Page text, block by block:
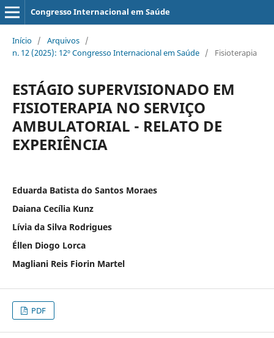
Congresso Internacional em Saúde
Início / Arquivos /
n. 12 (2025): 12º Congresso Internacional em Saúde / Fisioterapia
ESTÁGIO SUPERVISIONADO EM
FISIOTERAPIA NO SERVIÇO
AMBULATORIAL - RELATO DE
EXPERIÊNCIA
Eduarda Batista do Santos Moraes
Daiana Cecília Kunz
Lívia da Silva Rodrigues
Éllen Diogo Lorca
Magliani Reis Fiorin Martel
PDF